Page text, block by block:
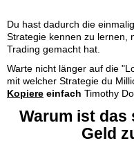
Du hast dadurch die
Strategie kennen zu lernen,
Trading gemacht hat.
Warte nicht länger auf die
mit welcher Strategie du
Kopiere einfach Timothy
Warum ist das
Geld